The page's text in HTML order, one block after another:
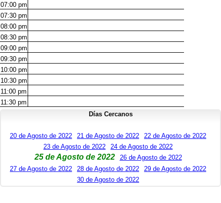
07:00 pm
07:30 pm
08:00 pm
08:30 pm
09:00 pm
09:30 pm
10:00 pm
10:30 pm
11:00 pm
11:30 pm
Días Cercanos
20 de Agosto de 2022 21 de Agosto de 2022
22 de Agosto de 2022
23 de Agosto de 2022
24 de Agosto de 2022
25 de Agosto de 2022
26 de Agosto de 2022
27 de Agosto de 2022
28 de Agosto de 2022
29 de Agosto de 2022
30 de Agosto de 2022